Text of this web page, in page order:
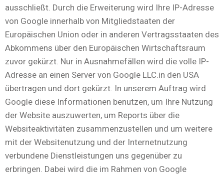
ausschließt. Durch die Erweiterung wird Ihre IP-Adresse
von Google innerhalb von Mitgliedstaaten der
Europäischen Union oder in anderen Vertragsstaaten des
Abkommens über den Europäischen Wirtschaftsraum
zuvor gekürzt. Nur in Ausnahmefällen wird die volle IP-
Adresse an einen Server von Google LLC.in den USA
übertragen und dort gekürzt. In unserem Auftrag wird
Google diese Informationen benutzen, um Ihre Nutzung
der Website auszuwerten, um Reports über die
Websiteaktivitäten zusammenzustellen und um weitere
mit der Websitenutzung und der Internetnutzung
verbundene Dienstleistungen uns gegenüber zu
erbringen. Dabei wird die im Rahmen von Google